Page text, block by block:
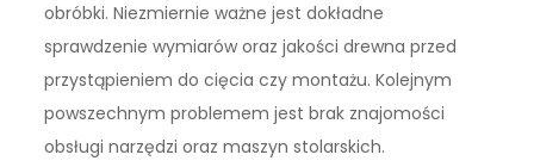
obróbki. Niezmiernie ważne jest dokładne
sprawdzenie wymiarów oraz jakości drewna przed
przystąpieniem do cięcia czy montażu. Kolejnym
powszechnym problemem jest brak znajomości
obsługi narzędzi oraz maszyn stolarskich.